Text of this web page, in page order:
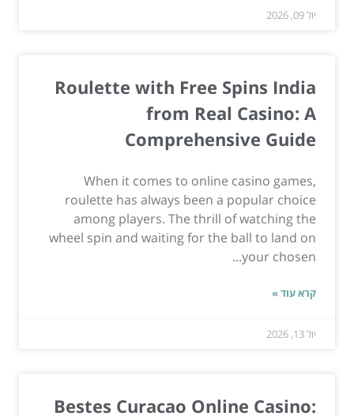
יול 09, 2026
Roulette with Free Spins India
from Real Casino: A
Comprehensive Guide
When it comes to online casino games,
roulette has always been a popular choice
among players. The thrill of watching the
wheel spin and waiting for the ball to land on
your chosen...
קרא עוד »
יול 13, 2026
Bestes Curacao Online Casino: